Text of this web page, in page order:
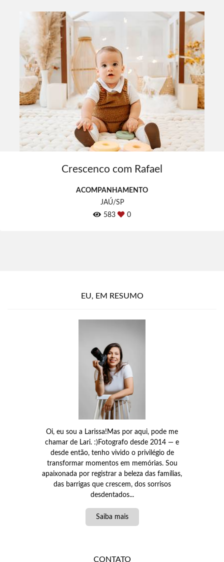
Crescenco com Rafael
ACOMPANHAMENTO
JAÚ/SP
583
0
EU, EM RESUMO
Oi, eu sou a Larissa!Mas por aqui, pode me
chamar de Lari. :)Fotografo desde 2014 — e
desde então, tenho vivido o privilégio de
transformar momentos em memórias. Sou
apaixonada por registrar a beleza das famílias,
das barrigas que crescem, dos sorrisos
desdentados...
Saiba mais
CONTATO